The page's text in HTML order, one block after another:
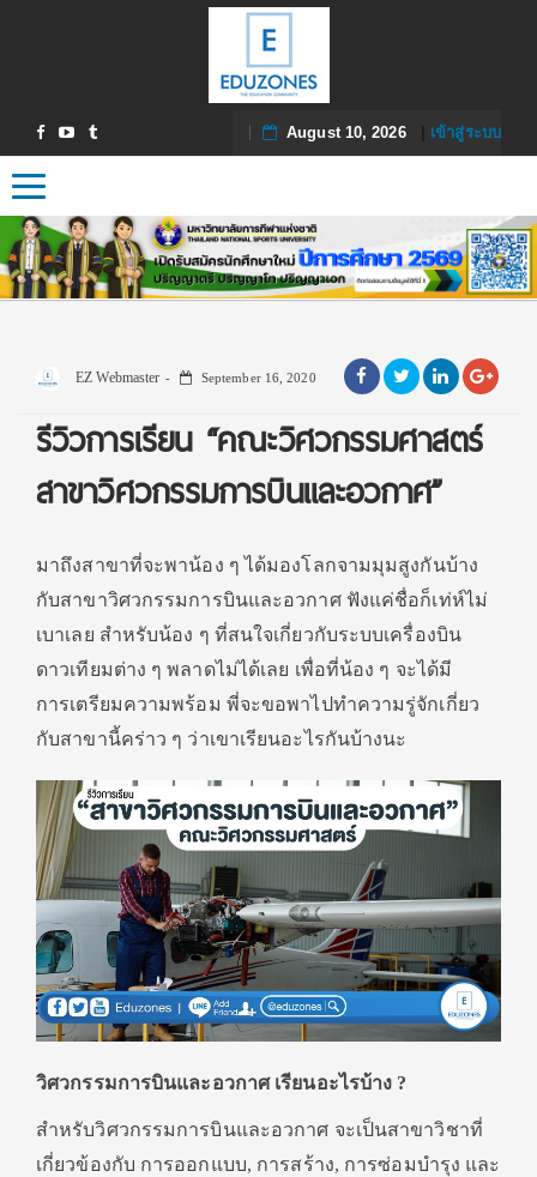
August 10, 2026| เข้าสู่ระบบ
Toggle navigation
EZ Webmaster September 16, 2020
รีวิวการเรียน “คณะวิศวกรรมศาสตร์
สาขาวิศวกรรมการบินและอวกาศ”
มาถึงสาขาที่จะพาน้อง ๆ ได้มองโลกจามมุมสูงกันบ้าง
กับสาขาวิศวกรรมการบินและอวกาศ ฟังแค่ชื่อก็เท่ห์ไม่
เบาเลย สำหรับน้อง ๆ ที่สนใจเกี่ยวกับระบบเครื่องบิน
ดาวเทียมต่าง ๆ พลาดไม่ได้เลย เพื่อที่น้อง ๆ จะได้มี
การเตรียมความพร้อม พี่จะขอพาไปทำความรู่จักเกี่ยว
กับสาขานี้คร่าว ๆ ว่าเขาเรียนอะไรกันบ้างนะ
วิศวกรรมการบินและอวกาศ เรียนอะไรบ้าง ?
สำหรับวิศวกรรมการบินและอวกาศ จะเป็นสาขาวิชาที่
เกี่ยวข้องกับ การออกแบบ, การสร้าง, การซ่อมบำรุง และ